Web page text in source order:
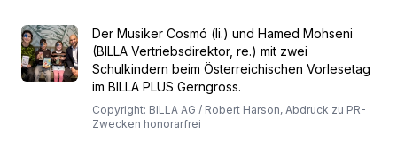
Der Musiker Cosmó (li.) und Hamed Mohseni
(BILLA Vertriebsdirektor, re.) mit zwei
Schulkindern beim Österreichischen Vorlesetag
im BILLA PLUS Gerngross.
Copyright: BILLA AG / Robert Harson, Abdruck zu PR-
Zwecken honorarfrei